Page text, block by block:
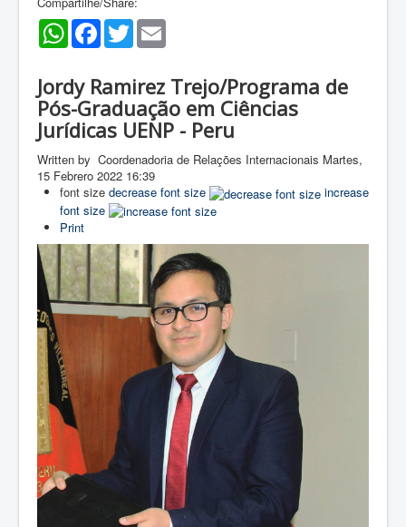
WhatsAppFacebookTwitter
Jordy Ramirez Trejo/Programa de
Pós-Graduação em Ciências
Jurídicas UENP - Peru
Written by Coordenadoria de Relações Internacionais Martes,
15 Febrero 2022 16:39
font size decrease font size
increase
font size
Print